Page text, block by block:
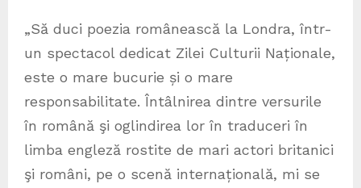
„Să duci poezia românească la Londra, într-
un spectacol dedicat Zilei Culturii Naționale,
este o mare bucurie și o mare
responsabilitate. Întâlnirea dintre versurile
în română şi oglindirea lor în traduceri în
limba engleză rostite de mari actori britanici
şi români, pe o scenă internațională, mi se